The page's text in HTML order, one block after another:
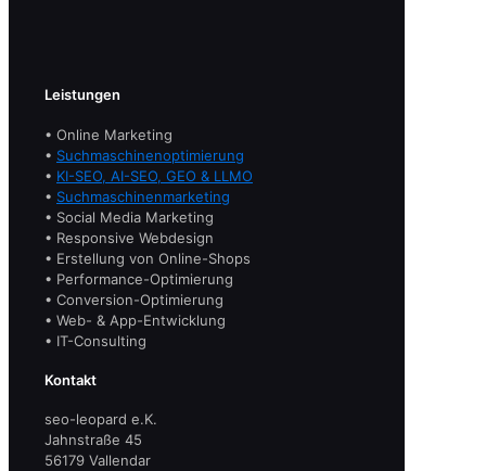
Leistungen
• Online Marketing
• Suchmaschinenoptimierung
• KI-SEO, AI-SEO, GEO & LLMO
• Suchmaschinenmarketing
• Social Media Marketing
• Responsive Webdesign
• Erstellung von Online-Shops
• Performance-Optimierung
• Conversion-Optimierung
• Web- & App-Entwicklung
• IT-Consulting
Kontakt
seo-leopard e.K.
Jahnstraße 45
56179 Vallendar